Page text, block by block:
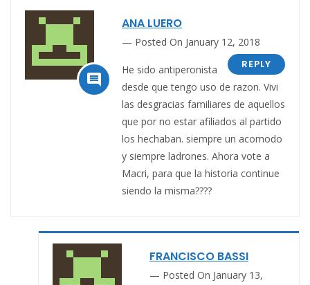

ANA LUERO
Posted On January 12, 2018
REPLY
He sido antiperonista
desde que tengo uso de razon. Vivi
las desgracias familiares de aquellos
que por no estar afiliados al partido
los hechaban. siempre un acomodo
y siempre ladrones. Ahora vote a
Macri, para que la historia continue
siendo la misma????
FRANCISCO BASSI
Posted On January 13,